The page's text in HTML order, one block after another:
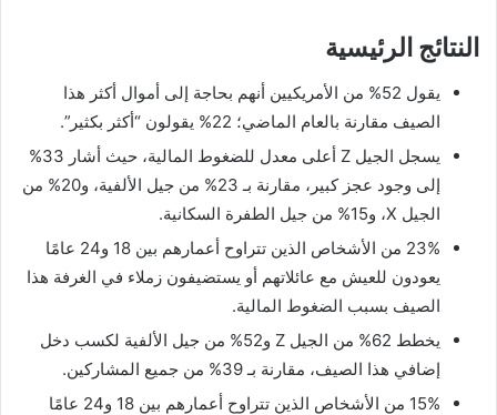
النتائج الرئيسية
يقول 52% من الأمريكيين أنهم بحاجة إلى أموال أكثر هذا
الصيف مقارنة بالعام الماضي؛ 22% يقولون “أكثر بكثير”.
يسجل الجيل Z أعلى معدل للضغوط المالية، حيث أشار 33%
إلى وجود عجز كبير، مقارنة بـ 23% من جيل الألفية، و20% من
الجيل X، و15% من جيل الطفرة السكانية.
23% من الأشخاص الذين تتراوح أعمارهم بين 18 و24 عامًا
يعودون للعيش مع عائلاتهم أو يستضيفون زملاء في الغرفة هذا
الصيف بسبب الضغوط المالية.
يخطط 62% من الجيل Z و52% من جيل الألفية لكسب دخل
إضافي هذا الصيف، مقارنة بـ 39% من جميع المشاركين.
15% من الأشخاص الذين تتراوح أعمارهم بين 18 و24 عامًا